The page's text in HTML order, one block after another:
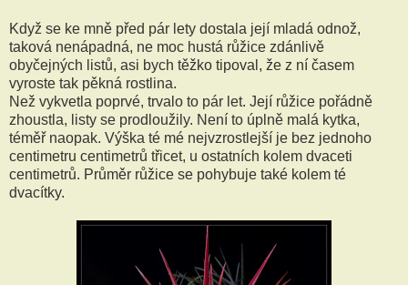
Když se ke mně před pár lety dostala její mladá odnož,
taková nenápadná, ne moc hustá růžice zdánlivě
obyčejných listů, asi bych těžko tipoval, že z ní časem
vyroste tak pěkná rostlina.
Než vykvetla poprvé, trvalo to pár let. Její růžice pořádně
zhoustla, listy se prodloužily. Není to úplně malá kytka,
téměř naopak. Výška té mé nejvzrostlejší je bez jednoho
centimetru centimetrů třicet, u ostatních kolem dvaceti
centimetrů. Průměr růžice se pohybuje také kolem té
dvacítky.